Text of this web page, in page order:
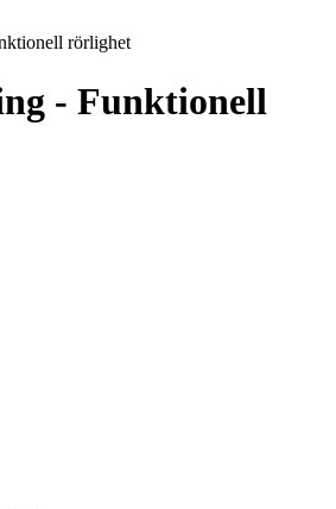
rörlighet
- Funktionell